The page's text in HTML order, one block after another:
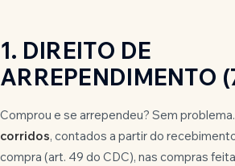
1. DIREITO DE
ARREPENDIMENTO
Comprou e se arrependeu? Sem
corridos, contados a partir do
compra (art. 49 do CDC), nas compras